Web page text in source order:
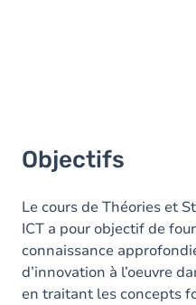
Objectifs
Le cours de Théories et
ICT a pour objectif de
connaissance
d’innovation à l’oeuvre
en traitant les concepts